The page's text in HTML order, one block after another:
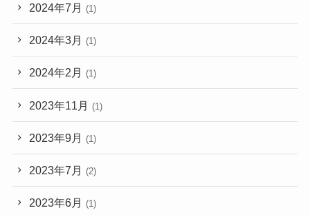
2024年7月 (1)
2024年3月 (1)
2024年2月 (1)
2023年11月 (1)
2023年9月 (1)
2023年7月 (2)
2023年6月 (1)